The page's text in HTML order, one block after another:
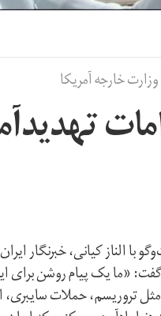
خارجه آمریکا
الناز کیانی، خبرنگار
«ما یک پیام روشن برای
تروریسم، حملات سایبری،